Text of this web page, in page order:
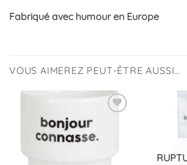
Fabriqué avec humour en Europe
VOUS AIMEREZ PEUT-ÊTRE AUSSI…